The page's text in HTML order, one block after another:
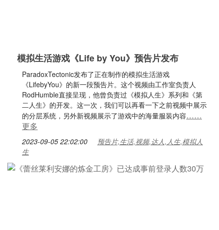
模拟生活游戏《Life by You》预告片发布
ParadoxTectonic发布了正在制作的模拟生活游戏
《LifebyYou》的新一段预告片。这个视频由工作室负责人
RodHumble直接呈现，他曾负责过《模拟人生》系列和《第
二人生》的开发。这一次，我们可以再看一下之前视频中展示
的分层系统，另外新视频展示了游戏中的海量服装内容……
更多
2023-09-05 22:02:00
预告片,生活,视频,达人,人生,模拟人
生